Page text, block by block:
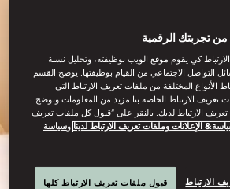
تجربتك الرقمية
كي يقوم موقع الويب بوظيفته، وتحليل نسبة
التواصل الاجتماعي من القيام بوظيفتها. يوضح القسم
الأنواع المختلفة من ملفات تعريف الارتباط التي
تعريف الارتباط الخاصة بنا مزيد من المعلومات وتوضح
الارتباط لديك. بالنقر على “قبول كل ملفات تعريف
الإعلانات وملفات تعريف الارتباط لدينا وسياسة
الارتباط قبول ملفات تعريف الارتباط كلها